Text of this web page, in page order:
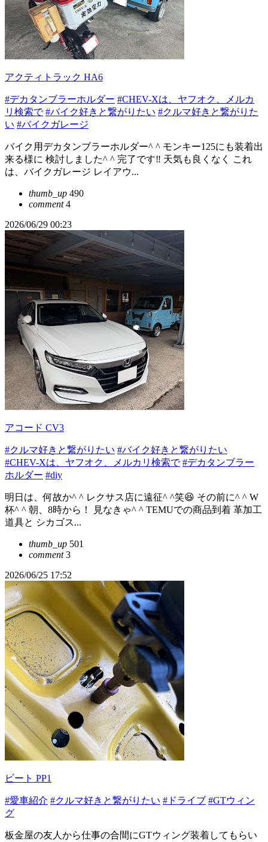
アクティトラック HA6
#デカタンブラーホルダー #CHEV-Xは、ヤフオク、メルカ
リ検索で #バイク好きと繋がりたい #クルマ好きと繋がりた
い #バイクガレージ
バイク用デカタンブラーホルダー^ ^ モンキー125にも装着出
来る様に 検討しました^ ^ 完了です‼️ 天気も良くなく これ
は、バイクガレージ レイアウ...
thumb_up 490
comment4
2026/06/29 00:23
アコード CV3
#クルマ好きと繋がりたい #バイク好きと繋がりたい
#CHEV-Xは、ヤフオク、メルカリ検索で #デカタンブラー
ホルダー #diy
明日は、何故か^ ^ レクサス店に遠征^ ^笑😆 その前に^ ^ W
杯^ ^ 朝、8時から！ 見なきゃ^ ^ TEMUでの商品到着 革加工
道具と シカゴス...
thumb_up 501
comment3
2026/06/25 17:52
ビート PP1
#愛車紹介 #クルマ好きと繋がりたい #ドライブ #GTウィン
グ
板金屋の友人から仕事の合間にGTウィング装着してもらい